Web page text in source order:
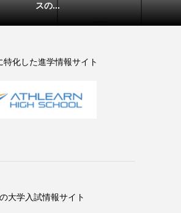
スの...
特化した進学情報サイト
大学入試情報サイト